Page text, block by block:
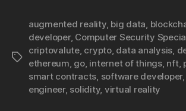
Tag
augmented reality, big data
developer, Computer Security
criptovalute, crypto, data analysis
ethereum go, internet of things, nft,
smart contracts software developer,
engineer, solidity, virtual reality